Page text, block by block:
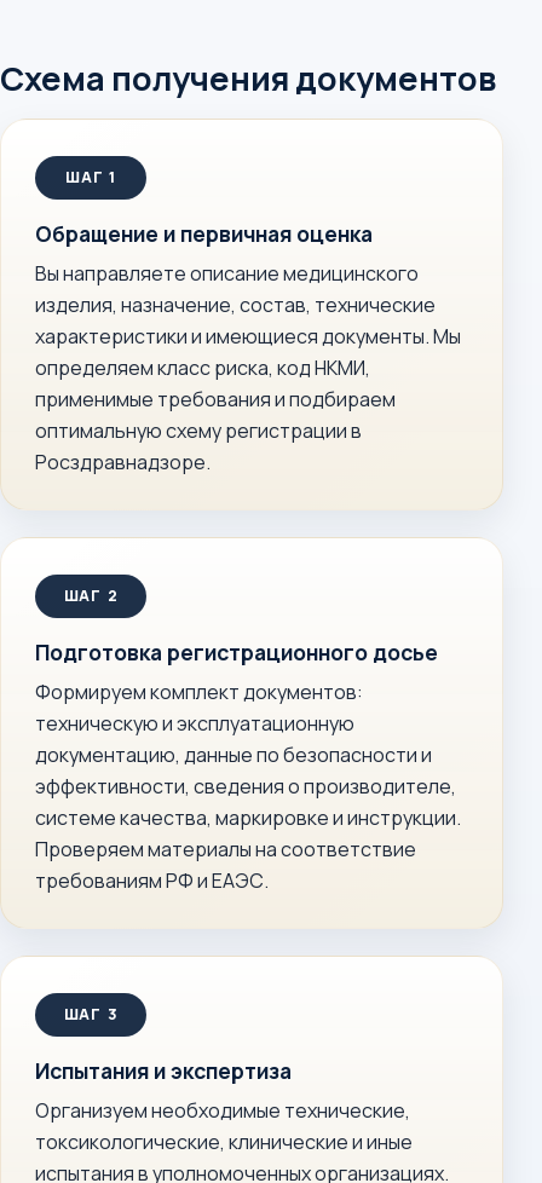
Схема получения документов
Обращение и первичная оценка
Вы направляете описание медицинского
изделия, назначение, состав, технические
характеристики и имеющиеся документы. Мы
определяем класс риска, код НКМИ,
применимые требования и подбираем
оптимальную схему регистрации в
Росздравнадзоре.
Подготовка регистрационного досье
Формируем комплект документов:
техническую и эксплуатационную
документацию, данные по безопасности и
эффективности, сведения о производителе,
системе качества, маркировке и инструкции.
Проверяем материалы на соответствие
требованиям РФ и ЕАЭС.
Испытания и экспертиза
Организуем необходимые технические,
токсикологические, клинические и иные
испытания в уполномоченных организациях.